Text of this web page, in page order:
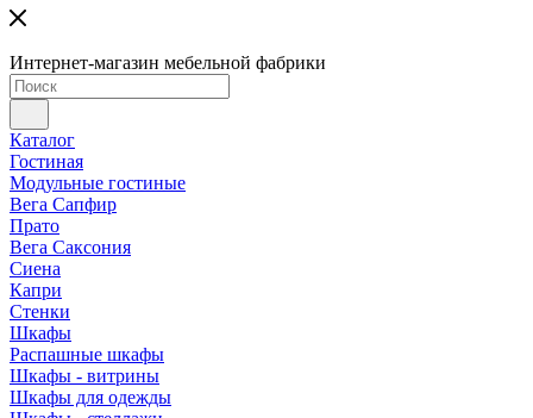
Интернет-магазин мебельной фабрики
Каталог
Гостиная
Модульные гостиные
Вега Сапфир
Прато
Вега Саксония
Сиена
Капри
Стенки
Шкафы
Распашные шкафы
Шкафы - витрины
Шкафы для одежды